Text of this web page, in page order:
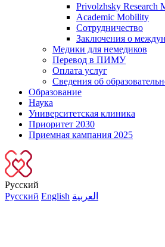
Privolzhsky Research
Academic Mobility
Сотрудничество
Заключения о
Медики для немедиков
Перевод в ПИМУ
Оплата услуг
Сведения об
Образование
Наука
Университетская клиника
Приоритет 2030
Приемная кампания 2025
Русский
Русский English العربية